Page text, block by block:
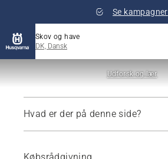
Se kampagner
Skov og have
DK, Dansk
Udforsk og lær
Hvad er der på denne side?